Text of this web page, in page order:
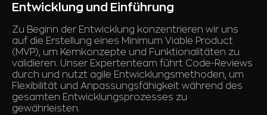
Entwicklung und Einführung
Zu Beginn der Entwicklung konzentrieren wir uns
auf die Erstellung eines Minimum Viable Product
(MVP), um Kernkonzepte und Funktionalitäten zu
validieren. Unser Expertenteam führt Code-Reviews
durch und nutzt agile Entwicklungsmethoden, um
Flexibilität und Anpassungsfähigkeit während des
gesamten Entwicklungsprozesses zu
gewährleisten.